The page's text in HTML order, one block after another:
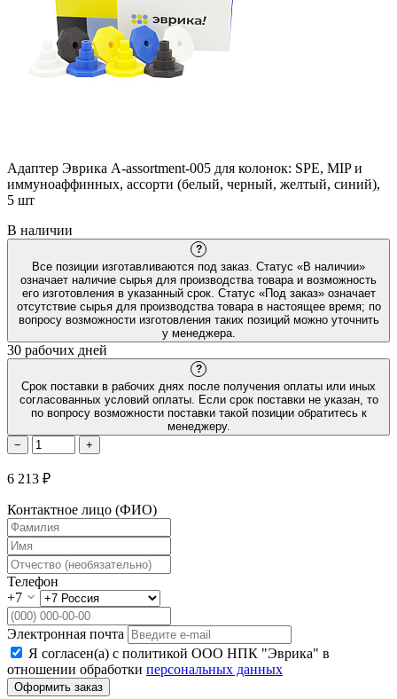
Адаптер Эврика A-assortment-005 для колонок: SPE, MIP и
иммуноаффинных, ассорти (белый, черный, желтый, синий),
5 шт
В наличии
?
Все позиции изготавливаются под заказ. Статус «В наличии»
означает наличие сырья для производства товара и возможность
его изготовления в указанный срок. Статус «Под заказ» означает
отсутствие сырья для производства товара в настоящее время; по
вопросу возможности изготовления таких позиций можно уточнить
у менеджера.
30 рабочих дней
?
Срок поставки в рабочих днях после получения оплаты или иных
согласованных условий оплаты. Если срок поставки не указан, то
по вопросу возможности поставки такой позиции обратитесь к
менеджеру.
−
+
6 213 ₽
Контактное лицо (ФИО)
Телефон
+7
Электронная почта
Я согласен(а) с политикой ООО НПК "Эврика" в
отношении обработки персональных данных
Оформить заказ